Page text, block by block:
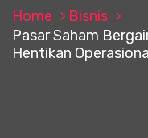
Home
Bisnis
Pasar Saham
Hentikan